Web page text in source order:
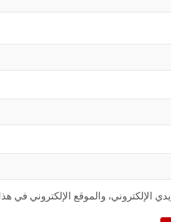
الإلكتروني، والموقع الإلكتروني في